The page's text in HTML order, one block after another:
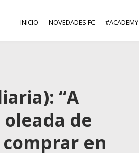
INICIO NOVEDADES FC #ACADEMY
“A
de
en